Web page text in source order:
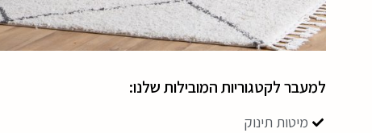
למעבר לקטגוריות המובילות שלנו:
מיטות תינוק